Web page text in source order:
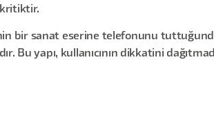
kritiktir.
bir sanat eserine telefonunu
Bu yapı, kullanıcının dikkatini